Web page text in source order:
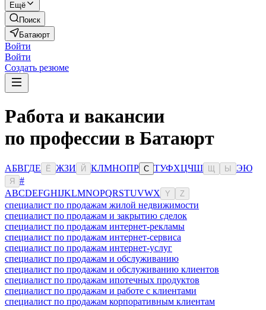
Ещё
Поиск
Батаюрт
Войти
Войти
Создать резюме
Работа и вакансии
по профессии в Батаюрт
АБВГДЕ Ё ЖЗИ Й КЛМНОПР С ТУФХЦЧШ Ы ЭЮ
Я
#
ABCDEFGHIJKLMNOPQRSTUVWX Y Z
специалист по продажам жилой недвижимости
специалист по продажам и закрытию сделок
специалист по продажам интернет-рекламы
специалист по продажам интернет-сервиса
специалист по продажам интернет-услуг
специалист по продажам и обслуживанию
специалист по продажам и обслуживанию клиентов
специалист по продажам ипотечных продуктов
специалист по продажам и работе с клиентами
специалист по продажам корпоративным клиентам